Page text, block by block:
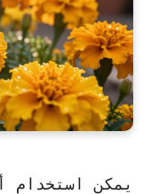
يمكن استخدام